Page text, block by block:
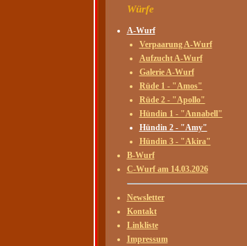
Würfe
A-Wurf
Verpaarung A-Wurf
Aufzucht A-Wurf
Galerie A-Wurf
Rüde 1 - "Amos"
Rüde 2 - "Apollo"
Hündin 1 - "Annabell"
Hündin 2 - "Amy"
Hündin 3 - "Akira"
B-Wurf
C-Wurf am 14.03.2026
Newsletter
Kontakt
Linkliste
Impressum